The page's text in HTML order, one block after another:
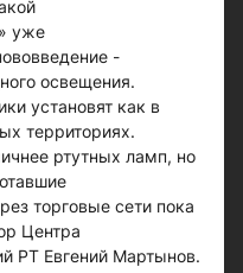
уже
-
освещения.
установят как в
территориях.
ртутных ламп, но
торговые сети пока
Центра
РТ Евгений Мартынов.